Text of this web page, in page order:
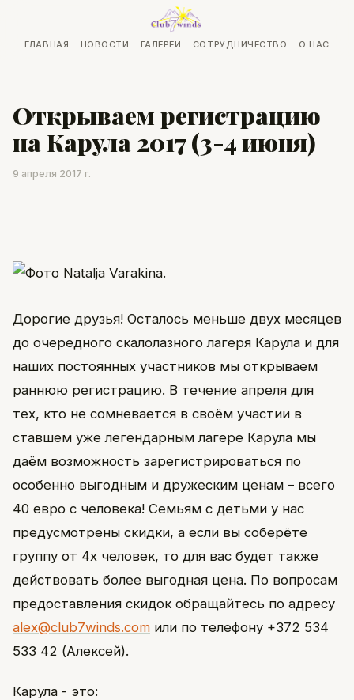
ГЛАВНАЯ НОВОСТИ ГАЛЕРЕИ СОТРУДНИЧЕСТВО О НАС
Открываем регистрацию
на Карула 2017 (3-4 июня)
9 апреля 2017 г.
Дорогие друзья! Осталось меньше двух месяцев
до очередного скалолазного лагеря Карула и для
наших постоянных участников мы открываем
раннюю регистрацию. В течение апреля для
тех, кто не сомневается в своём участии в
ставшем уже легендарным лагере Карула мы
даём возможность зарегистрироваться по
особенно выгодным и дружеским ценам – всего
40 евро с человека! Семьям с детьми у нас
предусмотрены скидки, а если вы соберёте
группу от 4х человек, то для вас будет также
действовать более выгодная цена. По вопросам
предоставления скидок обращайтесь по адресу
alex@club7winds.com или по телефону +372 534
533 42 (Алексей).
Карула - это: